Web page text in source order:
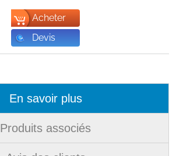
Acheter
Devis
En savoir plus
Produits associés